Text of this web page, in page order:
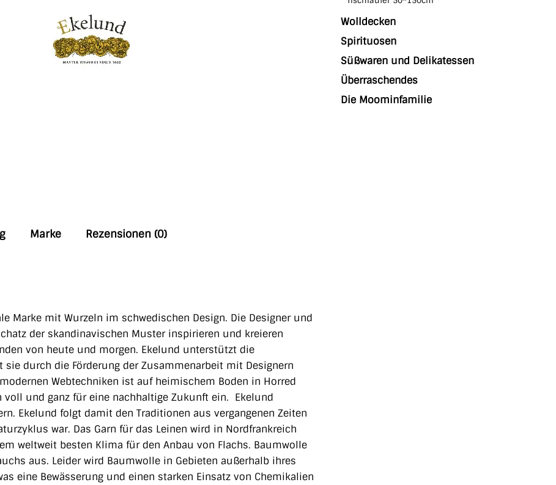
Marke Rezensionen (0)
Marke mit Wurzeln im schwedischen Design. Die Designer und
der skandinavischen Muster inspirieren und kreieren
von heute und morgen. Ekelund unterstützt die
durch die Förderung der Zusammenarbeit mit Designern
modernen Webtechniken ist auf heimischem Boden in Horred
voll und ganz für eine nachhaltige Zukunft ein. Ekelund
Ekelund folgt damit den Traditionen aus vergangenen Zeiten
war. Das Garn für das Leinen wird in Nordfrankreich
weltweit besten Klima für den Anbau von Flachs. Baumwolle
aus. Leider wird Baumwolle in Gebieten außerhalb ihres
eine Bewässerung und einen starken Einsatz von Chemikalien
Wolldecken
Spirituosen
Süßwaren und Delikatessen
Überraschendes
Die Moominfamilie